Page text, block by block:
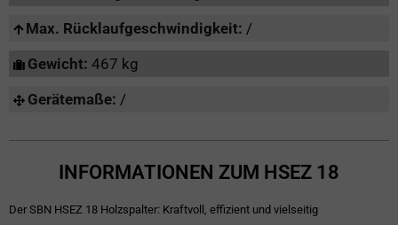
Max. Rücklaufgeschwindigkeit: /
Gewicht: 467 kg
Gerätemaße: /
INFORMATIONEN ZUM HSEZ 18
Der SBN HSEZ 18 Holzspalter: Kraftvoll, effizient und vielseitig